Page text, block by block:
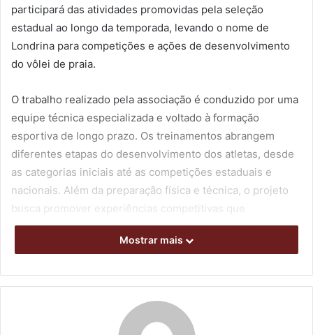
participará das atividades promovidas pela seleção
estadual ao longo da temporada, levando o nome de
Londrina para competições e ações de desenvolvimento
do vôlei de praia.
O trabalho realizado pela associação é conduzido por uma
equipe técnica especializada e voltado à formação
esportiva de longo prazo. Os treinamentos abrangem
diferentes etapas do desenvolvimento dos atletas, desde
as categorias iniciais até as competições estaduais e
nacionais. Além da preparação física e técnica, o projeto
busca promover experiências competitivas que
contribuam para a evolução dos jovens esportistas.
Mostrar mais